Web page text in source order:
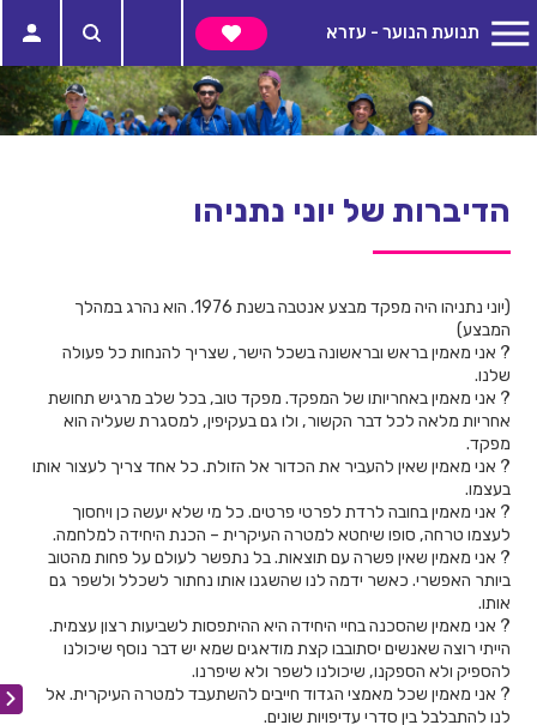
תנועת הנוער - עזרא
הדיברות של יוני נתניהו
(יוני נתניהו היה מפקד מבצע אנטבה בשנת 1976. הוא נהרג במהלך
המבצע)
? אני מאמין בראש ובראשונה בשכל הישר, שצריך להנחות כל פעולה
שלנו.
? אני מאמין באחריותו של המפקד. מפקד טוב, בכל שלב מרגיש תחושת
אחריות מלאה לכל דבר הקשור, ולו גם בעקיפין, למסגרת שעליה הוא
מפקד.
? אני מאמין שאין להעביר את הכדור אל הזולת. כל אחד צריך לעצור אותו
בעצמו.
? אני מאמין בחובה לרדת לפרטי פרטים. כל מי שלא יעשה כן ויחסוך
לעצמו טרחה, סופו שיחטא למטרה העיקרית – הכנת היחידה למלחמה.
? אני מאמין שאין פשרה עם תוצאות. בל נתפשר לעולם על פחות מהטוב
ביותר האפשרי. כאשר ידמה לנו שהשגנו אותו נחתור לשכלל ולשפר גם
אותו.
? אני מאמין שהסכנה בחיי היחידה היא ההיתפסות לשביעות רצון עצמית.
הייתי רוצה שאנשים יסתובבו קצת מודאגים שמא יש דבר נוסף שיכולנו
להספיק ולא הספקנו, שיכולנו לשפר ולא שיפרנו.
? אני מאמין שכל מאמצי הגדוד חייבים להשתעבד למטרה העיקרית. אל
לנו להתבלבל בין סדרי עדיפויות שונים.